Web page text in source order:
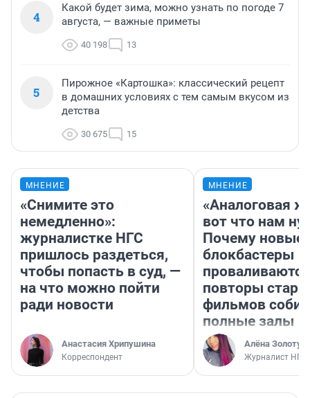
4
Какой будет зима, можно узнать по погоде 7
августа, — важные приметы
40 198 13
5
Пирожное «Картошка»: классический рецепт
в домашних условиях с тем самым вкусом из
детства
30 675 15
МНЕНИЕ
«Снимите это
немедленно»:
журналистке НГС
пришлось раздеться,
чтобы попасть в суд, —
на что можно пойти
ради новости
Анастасия Хрипушина
Корреспондент
МНЕНИЕ
«Аналоговая
вот что нам
Почему новые
блокбастеры
повторы
фильмов
полные залы
Алёна
Журналист НГС